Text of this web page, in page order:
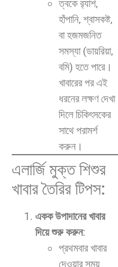
ত্বকে র‍্যাশ,
হাঁপানি, শ্বাসকষ্ট,
বা হজমজনিত
সমস্যা (ডায়রিয়া,
বমি) হতে পারে।
খাবারের পর এই
ধরনের লক্ষণ দেখা
দিলে চিকিৎসকের
সাথে পরামর্শ
করুন।
এলার্জি মুক্ত শিশুর
খাবার তৈরির টিপস:
একক উপাদানের খাবার
দিয়ে শুরু করুন:
প্রথমবার খাবার
দেওয়ার সময়